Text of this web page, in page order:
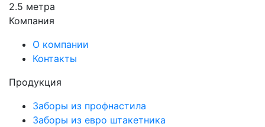
Компания
О компании
Контакты
Продукция
Заборы из профнастила
Заборы из евро штакетника